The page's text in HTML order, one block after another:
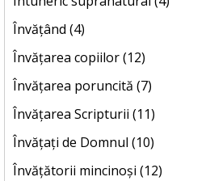
Învățând (4)
Învățarea copiilor (12)
Învățarea poruncită (7)
Învățarea Scripturii (11)
Învățați de Domnul (10)
Învățătorii mincinoși (12)